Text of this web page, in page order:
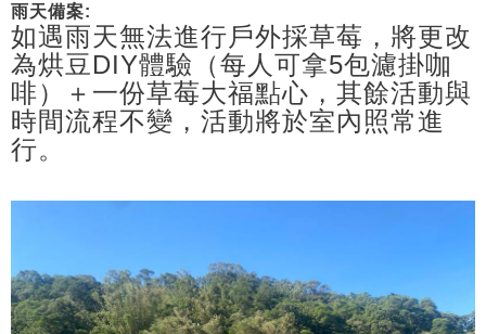
雨天備案:
如遇雨天無法進行戶外採草莓，將更改
為烘豆DIY體驗（每人可拿5包濾掛咖
啡）＋一份草莓大福點心，其餘活動與
時間流程不變，活動將於室內照常進
行。